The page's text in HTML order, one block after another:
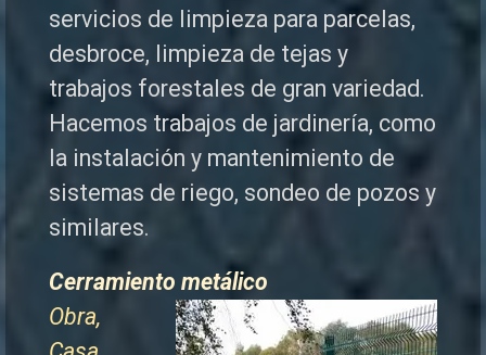
servicios de limpieza para parcelas,
desbroce, limpieza de tejas y
trabajos forestales de gran variedad.
Hacemos trabajos de jardinería, como
la instalación y mantenimiento de
sistemas de riego, sondeo de pozos y
similares.
Cerramiento metálico
Obra,